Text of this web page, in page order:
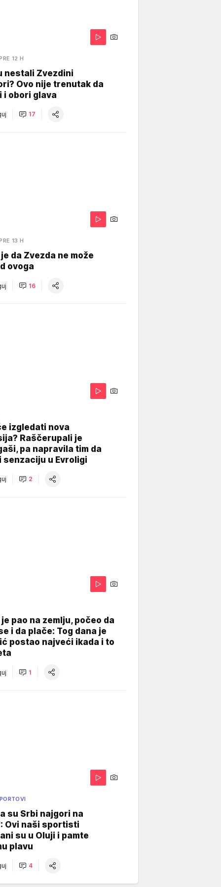
12 H
nestali Zvezdini
Ovo nije trenutak da
i obori glava
17
13 H
da Zvezda ne može
ovoga
16
izgledati nova
Raščerupali je
pa napravila tim da
senzaciju u Evroligi
2
je pao na zemlju, počeo da
i da plače: Tog dana je
postao najveći ikada i to
1
su Srbi najgori na
Ovi naši sportisti
su u Oluji i pamte
plavu
4